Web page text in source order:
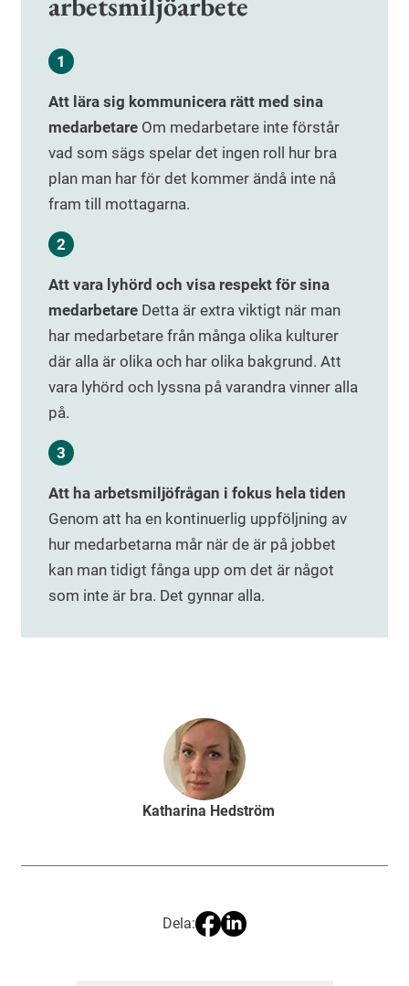
Att lära sig kommunicera rätt med sina
medarbetare Om medarbetare inte förstår
vad som sägs spelar det ingen roll hur bra
plan man har för det kommer ändå inte nå
fram till mottagarna.
Att vara lyhörd och visa respekt för sina
medarbetare Detta är extra viktigt när man
har medarbetare från många olika kulturer
där alla är olika och har olika bakgrund. Att
vara lyhörd och lyssna på varandra vinner alla
på.
Att ha arbetsmiljöfrågan i fokus hela tiden
Genom att ha en kontinuerlig uppföljning av
hur medarbetarna mår när de är på jobbet
kan man tidigt fånga upp om det är något
som inte är bra. Det gynnar alla.
Katharina Hedström
Dela: